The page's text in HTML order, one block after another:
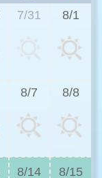
7/31 8/1
8/7 8/8
8/14 8/15